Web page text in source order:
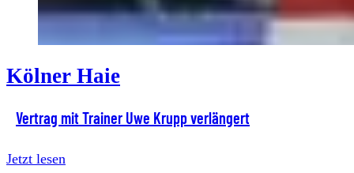
Kölner Haie
Vertrag mit Trainer Uwe Krupp verlängert
Jetzt lesen